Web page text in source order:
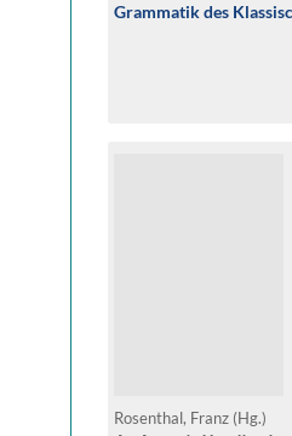
Grammatik des
Rosenthal, Franz (Hg.)